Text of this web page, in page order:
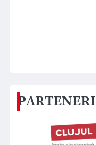
PARTENERI